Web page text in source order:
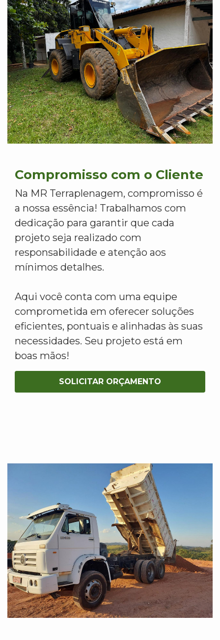
Compromisso com o Cliente
Na MR Terraplenagem, compromisso é
a nossa essência! Trabalhamos com
dedicação para garantir que cada
projeto seja realizado com
responsabilidade e atenção aos
mínimos detalhes.
Aqui você conta com uma equipe
comprometida em oferecer soluções
eficientes, pontuais e alinhadas às suas
necessidades. Seu projeto está em
boas mãos!
SOLICITAR ORÇAMENTO